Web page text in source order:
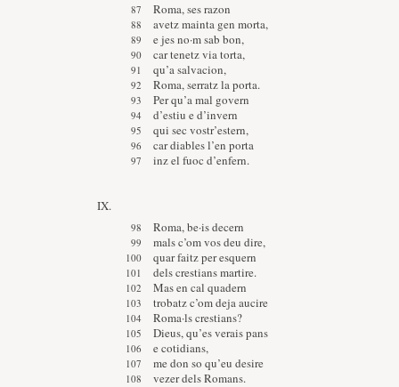
Roma, ses razon
avetz mainta gen morta,
e jes no·m sab bon,
car tenetz via torta,
qu’a salvacion,
Roma, serratz la porta.
Per qu’a mal govern
d’estiu e d’invern
qui sec vostr’estern,
car diables l’en porta
inz el fuoc d’enfern.
IX.
Roma, be·is decern
mals c’om vos deu dire,
quar faitz per esquern
dels crestians martire.
Mas en cal quadern
trobatz c’om deja aucire
Roma·ls crestians?
Dieus, qu’es verais pans
e cotidians,
me don so qu’eu desire
vezer dels Romans.